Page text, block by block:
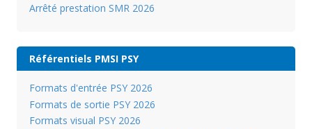
Arrêté prestation SMR 2026
Référentiels PMSI PSY
Formats d'entrée PSY 2026
Formats de sortie PSY 2026
Formats visual PSY 2026